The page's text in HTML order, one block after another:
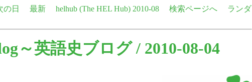
の日 最新 helhub (The HEL Hub) 2010-08 検索ページへ
ランダ
～英語史ブログ/ 2010-08-04